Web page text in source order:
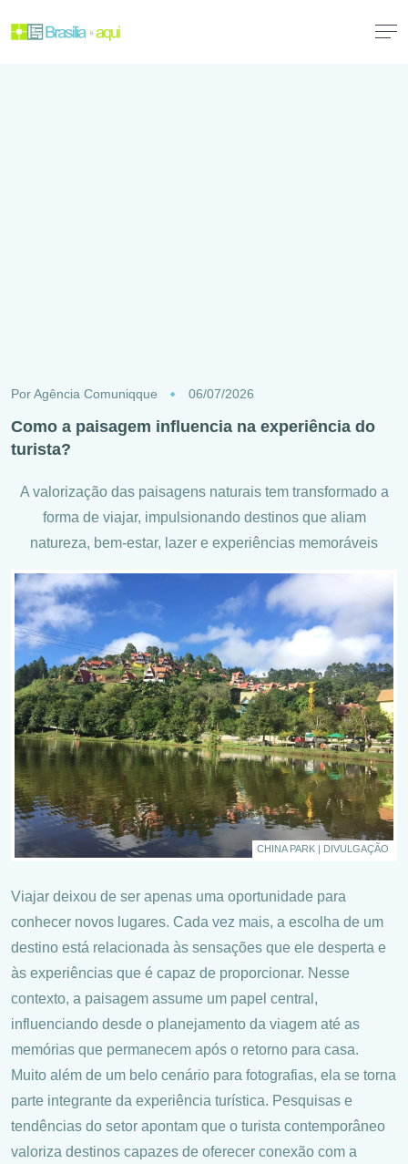
PorAgência Comuniqque 06/07/2026
Como a paisagem influencia na experiência do
turista?
A valorização das paisagens naturais tem transformado a
forma de viajar, impulsionando destinos que aliam
natureza, bem-estar, lazer e experiências memoráveis
CHINA PARK | DIVULGAÇÃO
Viajar deixou de ser apenas uma oportunidade para
conhecer novos lugares. Cada vez mais, a escolha de um
destino está relacionada às sensações que ele desperta e
às experiências que é capaz de proporcionar. Nesse
contexto, a paisagem assume um papel central,
influenciando desde o planejamento da viagem até as
memórias que permanecem após o retorno para casa.
Muito além de um belo cenário para fotografias, ela se torna
parte integrante da experiência turística. Pesquisas e
tendências do setor apontam que o turista contemporâneo
valoriza destinos capazes de oferecer conexão com a